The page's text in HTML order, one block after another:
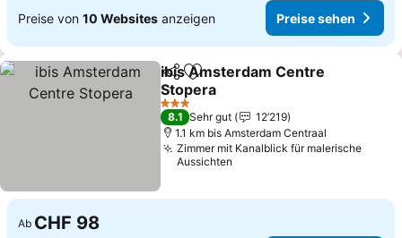
Preise von 10 Websites anzeigen Preise sehen
TeilenZu Favoriten hinzufügen
ibis Amsterdam Centre
Stopera
Preise sehen
3 Sterne
8.1 Sehr gut
12’219
1.1 km bis Amsterdam Centraal
Zimmer mit Kanalblick für malerische
Aussichten
Ab CHF 98